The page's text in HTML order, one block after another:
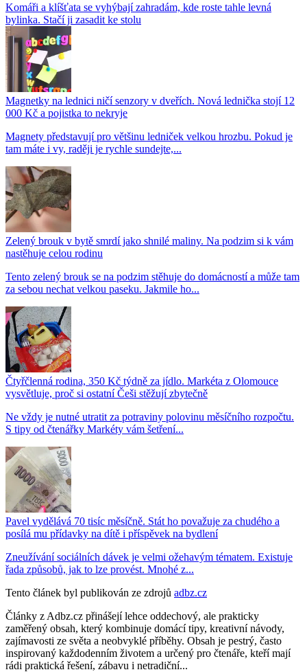
Komáři a klíšťata se vyhýbají zahradám, kde roste tahle levná
bylinka. Stačí ji zasadit ke stolu
Magnetky na lednici ničí senzory v dveřích. Nová lednička stojí 12
000 Kč a pojistka to nekryje
Magnety představují pro většinu ledniček velkou hrozbu. Pokud je
tam máte i vy, raději je rychle sundejte,...
Zelený brouk v bytě smrdí jako shnilé maliny. Na podzim si k vám
nastěhuje celou rodinu
Tento zelený brouk se na podzim stěhuje do domácností a může tam
za sebou nechat velkou paseku. Jakmile ho...
Čtyřčlenná rodina, 350 Kč týdně za jídlo. Markéta z Olomouce
vysvětluje, proč si ostatní Češi stěžují zbytečně
Ne vždy je nutné utratit za potraviny polovinu měsíčního rozpočtu.
S tipy od čtenářky Markéty vám šetření...
Pavel vydělává 70 tisíc měsíčně. Stát ho považuje za chudého a
posílá mu přídavky na dítě i příspěvek na bydlení
Zneužívání sociálních dávek je velmi ožehavým tématem. Existuje
řada způsobů, jak to lze provést. Mnohé z...
Tento článek byl publikován ze zdrojů adbz.cz
Články z Adbz.cz přinášejí lehce oddechový, ale prakticky
zaměřený obsah, který kombinuje domácí tipy, kreativní návody,
zajímavosti ze světa a neobvyklé příběhy. Obsah je pestrý, často
inspirovaný každodenním životem a určený pro čtenáře, kteří mají
rádi praktická řešení, zábavu i netradiční...